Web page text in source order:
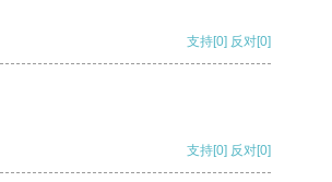
支持[0] 反对[0]
支持[0] 反对[0]